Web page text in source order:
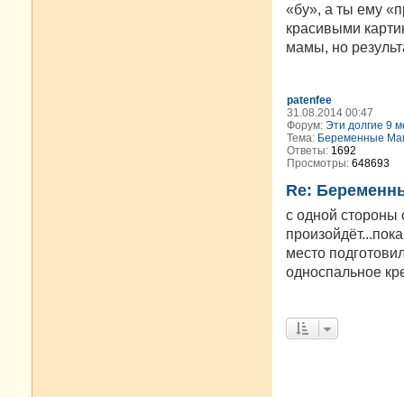
«бу», а ты ему
красивыми
мамы, но
patenfee
31.08.2014 00:47
Форум: Эти долгие 9
Тема: Беременные
Ответы: 1692
Просмотры: 648693
Re:
с одной стороны
место
односпальное